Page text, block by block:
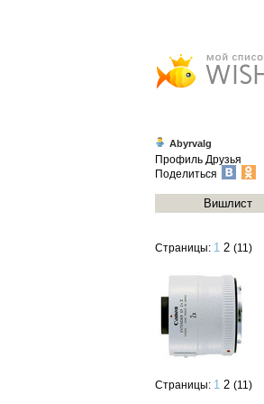
Abyrvalg
Профиль Друзья
Поделиться
Вишлист
Страницы: 1 2 (11)
Страницы: 1 2 (11)